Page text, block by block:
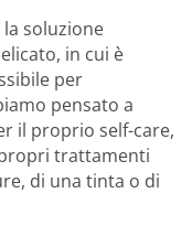
soluzione
in cui è
per
pensato a
il proprio self-care,
trattamenti
di una tinta o di